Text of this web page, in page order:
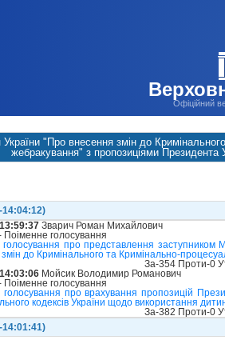
Офіційний
України "Про внесення змін до
жебракування" з пропозиціями Президента
14:04:12)
Зварич Роман Михайлович
Поіменне голосування
голосування про представлення заступником
до Кримінального та Кримінально-
За-354 Проти-0
Мойсик Володимир Романович
Поіменне голосування
голосування про врахування пропозицій
кодексів України щодо використання
За-382 Проти-0
14:01:41)